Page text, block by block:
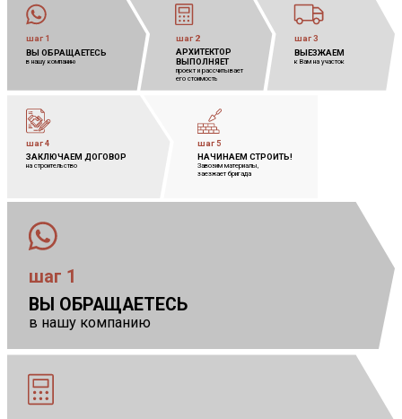
ВЫ ОБРАЩАЕТЕСЬ
в нашу компанию
шаг 1
АРХИТЕКТОР
ВЫПОЛНЯЕТ
проект и рассчитывает
его стоимость
шаг 2
ВЫЕЗЖАЕМ
к Вам на участок
шаг 3
НАЧИНАЕМ СТРОИТЬ!
Завозим материалы,
заезжает бригада
шаг 5
ЗАКЛЮЧАЕМ ДОГОВОР
на строительство
шаг 4
ВЫ ОБРАЩАЕТЕСЬ
в нашу компанию
шаг 1